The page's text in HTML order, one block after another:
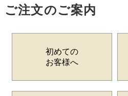
ご注文のご案内
初めての
お客様へ